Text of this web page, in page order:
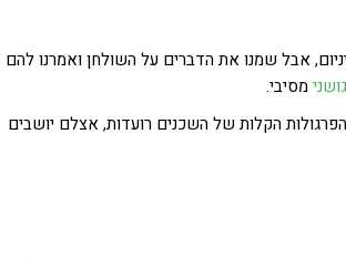
אבל שמנו את הדברים על השולחן ואמרנו להם
מסיבי.
הקלות של השכנים רועדות, אצלם יושבים